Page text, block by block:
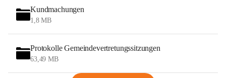
Kundmachungen
1,8 MB
Protokolle Gemeindevertretungssitzungen
63,49 MB